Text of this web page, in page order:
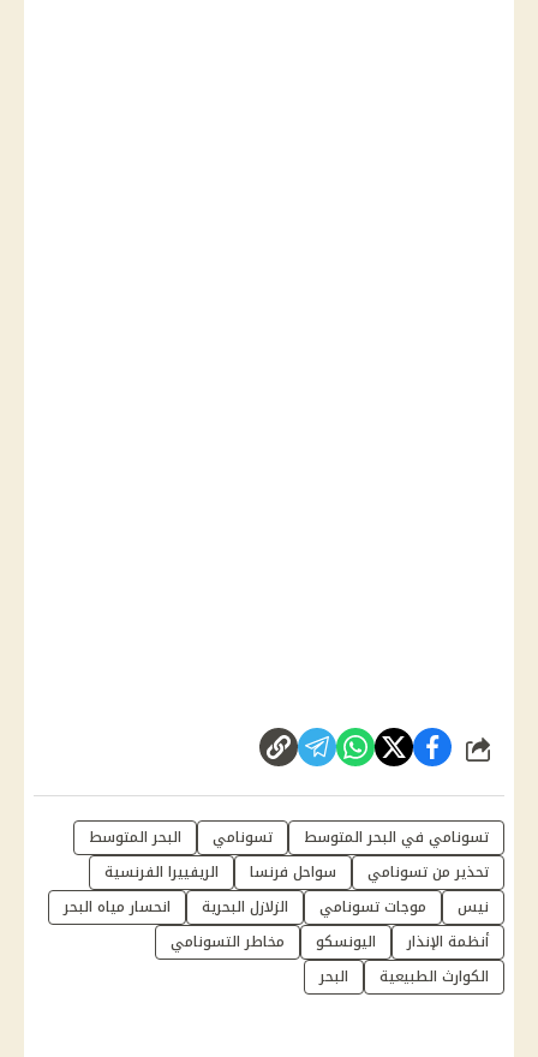
شارك
تسونامي في البحر المتوسط تسونامي
البحر المتوسط
تحذير من تسونامي
سواحل فرنسا
الريفييرا الفرنسية
نيس
موجات تسونامي الزلازل البحرية
انحسار مياه البحر
أنظمة الإنذار
اليونسكو
مخاطر التسونامي
الكوارث الطبيعية
البحر